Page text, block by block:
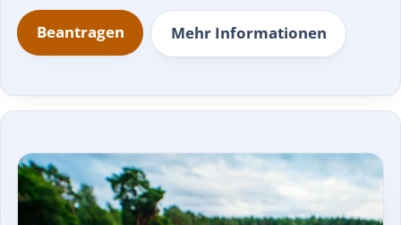
Beantragen Mehr Informationen